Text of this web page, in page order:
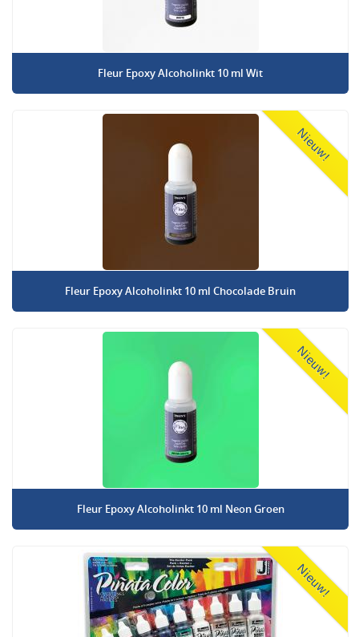
Fleur Epoxy Alcoholinkt 10 ml Wit
Nieuw!
Fleur Epoxy Alcoholinkt 10 ml Chocolade Bruin
Nieuw!
Fleur Epoxy Alcoholinkt 10 ml Neon Groen
Nieuw!